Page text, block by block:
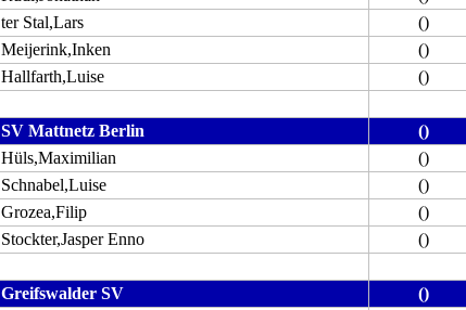
ter Stal,Lars ()
Meijerink,Inken ()
Hallfarth,Luise ()
SV Mattnetz Berlin ()
Hüls,Maximilian ()
Schnabel,Luise ()
Grozea,Filip ()
Stockter,Jasper Enno ()
Greifswalder SV ()